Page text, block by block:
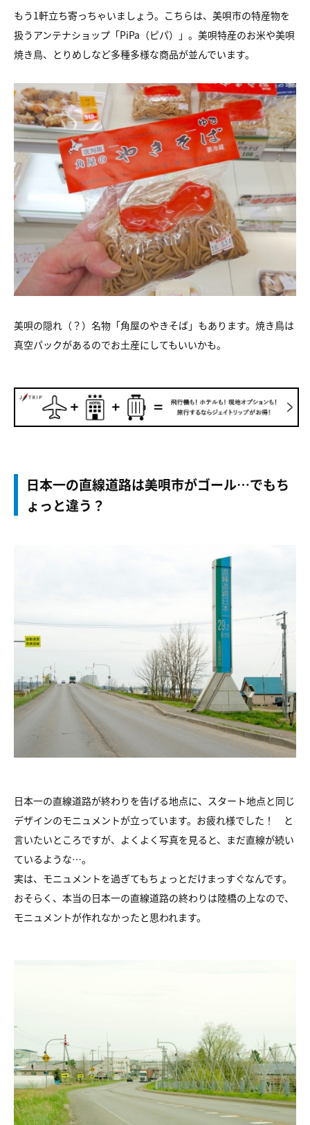
もう1軒立ち寄っちゃいましょう。こちらは、美唄市の特産物を
扱うアンテナショップ「PiPa（ピパ）」。美唄特産のお米や美唄
焼き鳥、とりめしなど多種多様な商品が並んでいます。
美唄の隠れ（？）名物「角屋のやきそば」もあります。焼き鳥は
真空パックがあるのでお土産にしてもいいかも。
日本一の直線道路は美唄市がゴール…でもち
ょっと違う？
日本一の直線道路が終わりを告げる地点に、スタート地点と同じ
デザインのモニュメントが立っています。お疲れ様でした！ と
言いたいところですが、よくよく写真を見ると、まだ直線が続い
ているような…。
実は、モニュメントを過ぎてもちょっとだけまっすぐなんです。
おそらく、本当の日本一の直線道路の終わりは陸橋の上なので、
モニュメントが作れなかったと思われます。